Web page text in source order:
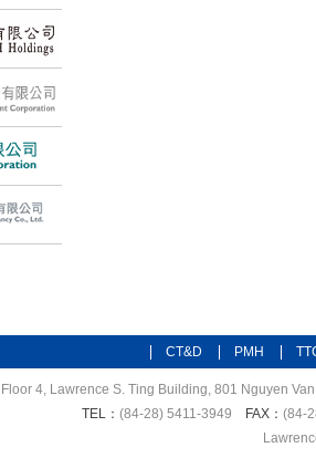
CT&D PMH
Floor 4, Lawrence S. Ting Building, 801 Nguyen
TEL： (84-28) 5411-3949 FAX： (84-